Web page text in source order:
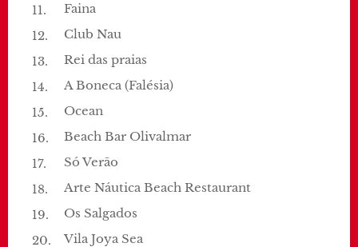
Faina
Club Nau
Rei das praias
A Boneca (Falésia)
Ocean
Beach Bar Olivalmar
Só Verão
Arte Náutica Beach Restaurant
Os Salgados
Vila Joya Sea